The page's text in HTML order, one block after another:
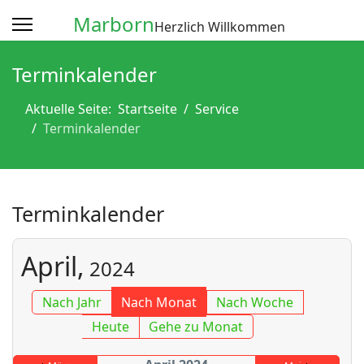
MarbornHerzlich Willkommen
Terminkalender
Aktuelle Seite: Startseite
Service
Terminkalender
Terminkalender
April, 2024
Nach Jahr Nach Monat
Nach Woche
Heute
Gehe zu Monat